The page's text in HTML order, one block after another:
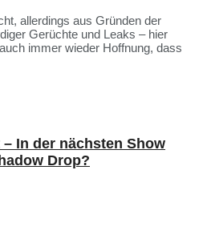
allerdings aus Gründen der
Gerüchte und Leaks – hier
immer wieder Hoffnung, dass
In der nächsten Show
Drop?